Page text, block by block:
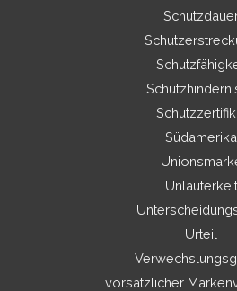
Südamerika
Unlauterkeit
Urteil
vorsätzlicher